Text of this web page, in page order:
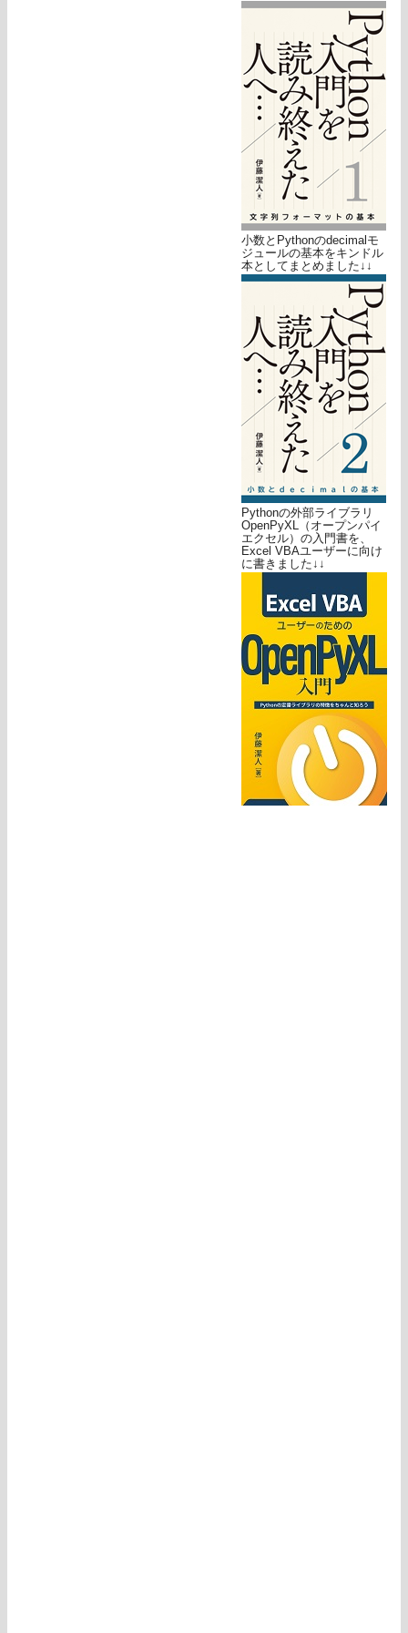
小数とPythonのdecimalモ
ジュールの基本をキンドル
本としてまとめました↓↓
Pythonの外部ライブラリ
OpenPyXL（オープンパイ
エクセル）の入門書を、
Excel VBAユーザーに向け
に書きました↓↓